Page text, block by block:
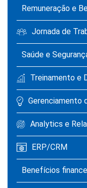
Remuneração e
Jornada de
Saúde e
Treinamento e
Gerenciamento
Analytics e
ERP/CRM
Benefícios